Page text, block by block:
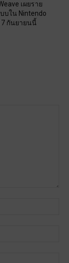
เผยราย
บใน Nintendo
กันยายนนี้